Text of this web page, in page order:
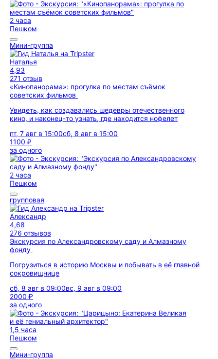
2 часа
Пешком
Мини-группа
Наталья
4,93
271 отзыв
«‎Кинопанорама»: прогулка по местам съёмок
советских фильмов
Увидеть, как создавались шедевры отечественного
кино, и наконец-то узнать, где находится нофелет
пт, 7 авг в 15:00сб, 8 авг в 15:00
1100 ₽
за одного
2 часа
Пешком
групповая
Александр
4,68
276 отзывов
Экскурсия по Александровскому саду и Алмазному
фонду
Погрузиться в историю Москвы и побывать в её главной
сокровищнице
сб, 8 авг в 09:00вс, 9 авг в 09:00
2000 ₽
за одного
1,5 часа
Пешком
Мини-группа